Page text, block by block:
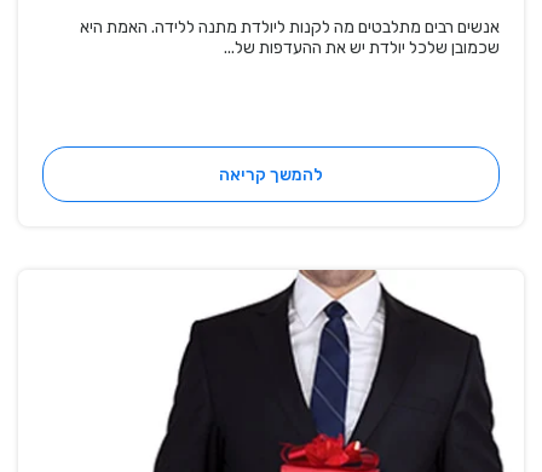
אנשים רבים מתלבטים מה לקנות ליולדת מתנה ללידה. האמת היא
שכמובן שלכל יולדת יש את ההעדפות של...
להמשך קריאה